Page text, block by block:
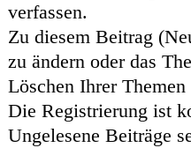
verfassen.
Zu diesem Beitrag
zu ändern oder das
Löschen Ihrer
Die Registrierung ist
Ungelesene Beiträge